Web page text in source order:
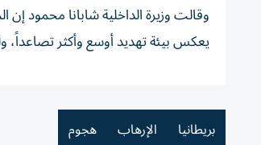
وقالت وزيرة ‌الداخلية شابانا محمود
‌يعكس بيئة ‌تهديد ⁠أوسع وأكثر
بريطانيا الإرهاب هجوم